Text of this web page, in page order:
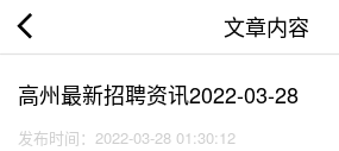
文章内容
高州最新招聘资讯2022-03-28
发布时间：2022-03-28 01:30:12